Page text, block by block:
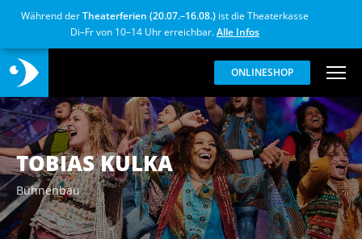
Während derTheaterferien (20.07.–16.08.) ist die Theaterkasse
Di–Fr von 10–14 Uhr erreichbar.Alle Infos
ONLINESHOP
TOBIAS KULKA
Bühnenbau